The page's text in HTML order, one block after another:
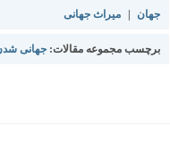
جهان
میراث جهانی
برچسب مجموعه مقالات: جهانی